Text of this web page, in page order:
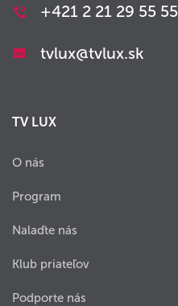
+421 2 21 29 55 55
tvlux@tvlux.sk
TV LUX
O nás
Program
Nalaďte nás
Klub priateľov
Podporte nás